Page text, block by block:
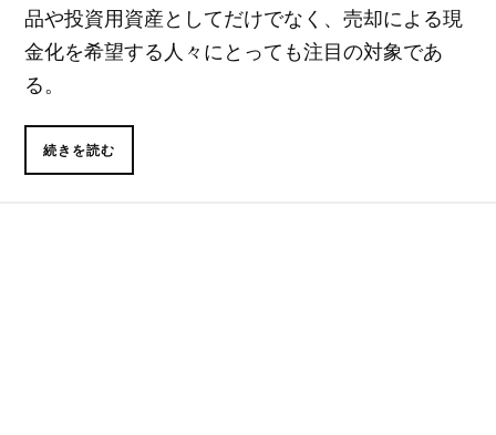
品や投資用資産としてだけでなく、売却による現
金化を希望する人々にとっても注目の対象であ
る。
続きを読む